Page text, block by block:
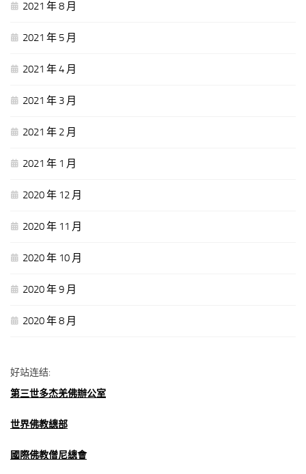
2021 年 8 月
2021 年 5 月
2021 年 4 月
2021 年 3 月
2021 年 2 月
2021 年 1 月
2020 年 12 月
2020 年 11 月
2020 年 10 月
2020 年 9 月
2020 年 8 月
好站连结:
第三世多杰羌佛辦公室
世界佛教總部
國際佛教僧尼總會